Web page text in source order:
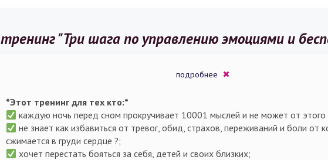
"Три шага по управлению эмоциями и
подробнее
*Этот тренинг для тех кто:*
каждую ночь перед сном прокручивает 10001 мыслей и не может от этого
не знает как избавиться от тревог, обид, страхов, переживаний и боли от
сжимается в груди сердце ?;
хочет перестать бояться за себя, детей и своих близких;